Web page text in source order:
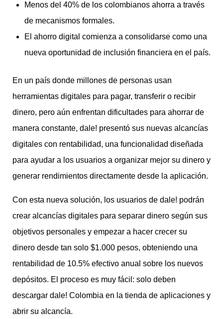
Menos del 40% de los colombianos ahorra a través
de mecanismos formales.
El ahorro digital comienza a consolidarse como una
nueva oportunidad de inclusión financiera en el país.
En un país donde millones de personas usan
herramientas digitales para pagar, transferir o recibir
dinero, pero aún enfrentan dificultades para ahorrar de
manera constante, dale! presentó sus nuevas alcancías
digitales con rentabilidad, una funcionalidad diseñada
para ayudar a los usuarios a organizar mejor su dinero y
generar rendimientos directamente desde la aplicación.
Con esta nueva solución, los usuarios de dale! podrán
crear alcancías digitales para separar dinero según sus
objetivos personales y empezar a hacer crecer su
dinero desde tan solo $1.000 pesos, obteniendo una
rentabilidad de 10.5% efectivo anual sobre los nuevos
depósitos. El proceso es muy fácil: solo deben
descargar dale! Colombia en la tienda de aplicaciones y
abrir su alcancía.